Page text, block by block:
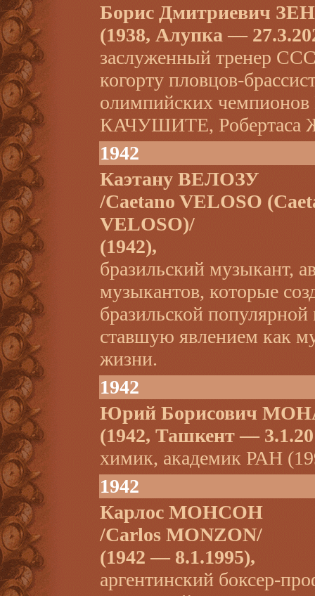
Борис Дмитриевич
(1938, Алупка —
заслуженный тренер
когорту пловцов-
олимпийских
КАЧУШИТЕ, Робертаса
1942
Каэтану ВЕЛОЗУ
/Caetano VELOSO
VELOSO)/
(1942),
бразильский музыкант,
музыкантов, которые
бразильской
ставшую явлением как
жизни.
1942
Юрий Борисович
(1942, Ташкент —
химик, академик РАН
1942
Карлос МОНСОН
/Carlos MONZON/
(1942 — 8.1.1995),
аргентинский боксер-